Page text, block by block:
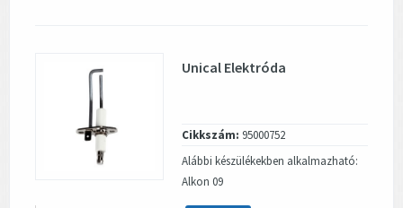
Unical Elektróda
Cikkszám: 95000752
Alábbi készülékekben alkalmazható:
Alkon 09